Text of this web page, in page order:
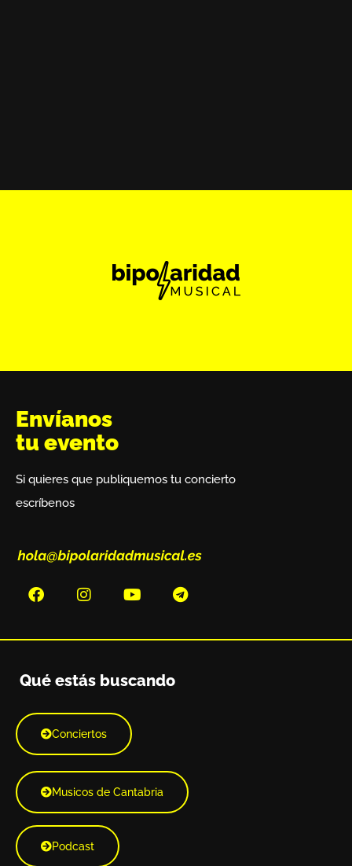
Envíanos
tu evento
Si quieres que publiquemos tu concierto
escríbenos
Qué estás buscando
Conciertos
Musicos de Cantabria
Podcast